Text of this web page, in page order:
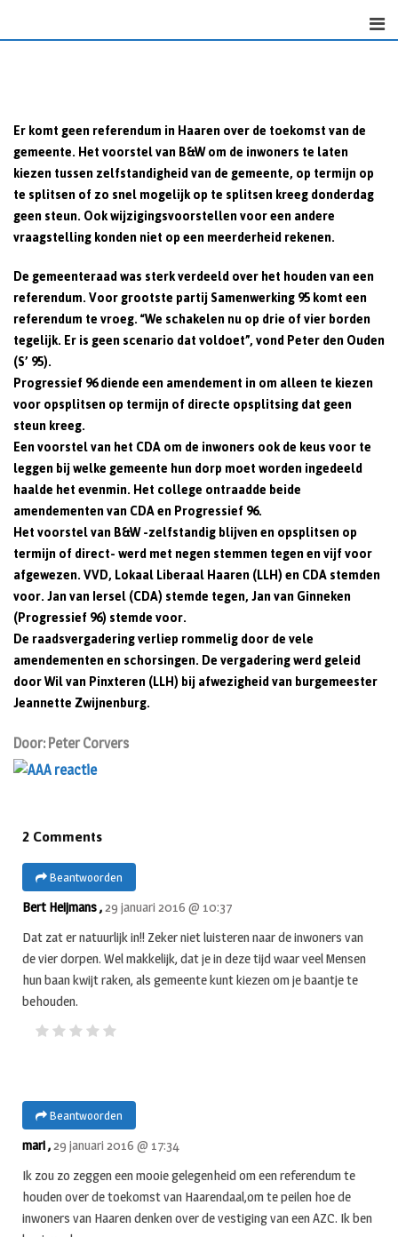
Er komt geen referendum in Haaren over de toekomst van de
gemeente. Het voorstel van B&W om de inwoners te laten
kiezen tussen zelfstandigheid van de gemeente, op termijn op
te splitsen of zo snel mogelijk op te splitsen kreeg donderdag
geen steun. Ook wijzigingsvoorstellen voor een andere
vraagstelling konden niet op een meerderheid rekenen.
De gemeenteraad was sterk verdeeld over het houden van een
referendum. Voor grootste partij Samenwerking 95 komt een
referendum te vroeg. “We schakelen nu op drie of vier borden
tegelijk. Er is geen scenario dat voldoet”, vond Peter den Ouden
(S’ 95).
Progressief 96 diende een amendement in om alleen te kiezen
voor opsplitsen op termijn of directe opsplitsing dat geen
steun kreeg.
Een voorstel van het CDA om de inwoners ook de keus voor te
leggen bij welke gemeente hun dorp moet worden ingedeeld
haalde het evenmin. Het college ontraadde beide
amendementen van CDA en Progressief 96.
Het voorstel van B&W -zelfstandig blijven en opsplitsen op
termijn of direct- werd met negen stemmen tegen en vijf voor
afgewezen. VVD, Lokaal Liberaal Haaren (LLH) en CDA stemden
voor. Jan van Iersel (CDA) stemde tegen, Jan van Ginneken
(Progressief 96) stemde voor.
De raadsvergadering verliep rommelig door de vele
amendementen en schorsingen. De vergadering werd geleid
door Wil van Pinxteren (LLH) bij afwezigheid van burgemeester
Jeannette Zwijnenburg.
Door: Peter Corvers
2 Comments
Beantwoorden
Bert Heijmans ,29 januari 2016 @ 10:37
Dat zat er natuurlijk in!! Zeker niet luisteren naar de inwoners van
de vier dorpen. Wel makkelijk, dat je in deze tijd waar veel Mensen
hun baan kwijt raken, als gemeente kunt kiezen om je baantje te
behouden.
Beantwoorden
mari ,29 januari 2016 @ 17:34
Ik zou zo zeggen een mooie gelegenheid om een referendum te
houden over de toekomst van Haarendaal,om te peilen hoe de
inwoners van Haaren denken over de vestiging van een AZC. Ik ben